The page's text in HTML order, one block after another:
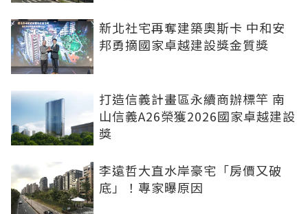
新北社宅再奪建築奧斯卡 中和安
邦勇摘國家卓越建設獎金質獎
打造信義計畫區永續商辦標竿 南
山信義A26榮獲2026國家卓越建設
獎
李遠哲大直水岸豪宅「房價又破
底」！專家曝原因